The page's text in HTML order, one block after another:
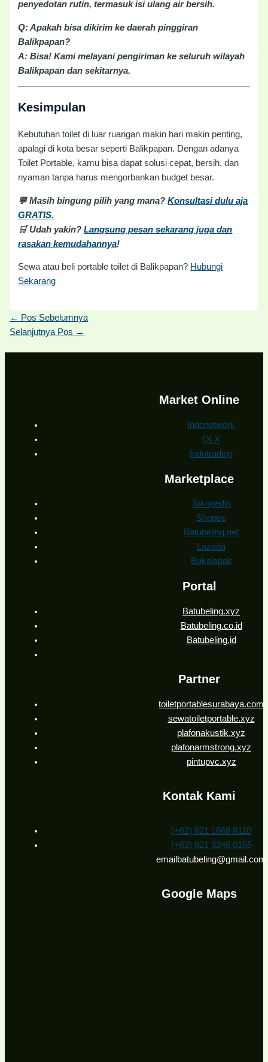
penyedotan rutin, termasuk isi ulang air bersih.
Q: Apakah bisa dikirim ke daerah pinggiran
Balikpapan?
A: Bisa! Kami melayani pengiriman ke seluruh wilayah
Balikpapan dan sekitarnya.
Kesimpulan
Kebutuhan toilet di luar ruangan makin hari makin penting,
apalagi di kota besar seperti Balikpapan. Dengan adanya
Toilet Portable, kamu bisa dapat solusi cepat, bersih, dan
nyaman tanpa harus mengorbankan budget besar.
💬 Masih bingung pilih yang mana?Konsultasi dulu aja
GRATIS.
🛒 Udah yakin?Langsung pesan sekarang juga dan
rasakan kemudahannya!
Sewa atau beli portable toilet di Balikpapan? Hubungi
Sekarang
← Pos Sebelumnya
Selanjutnya Pos →
Market Online
Indonetwork
OLX
Indotrading
Marketplace
Tokopedia
Shopee
Batubeling.net
Lazada
Bukalapak
Portal
Batubeling.xyz
Batubeling.co.id
Batubeling.id
Partner
toiletportablesurabaya.com
sewatoiletportable.xyz
plafonakustik.xyz
plafonarmstrong.xyz
pintupvc.xyz
Kontak Kami
(+62) 821 1668 8110
(+62) 821 3246 0155
emailbatubeling@gmail.com
Google Maps